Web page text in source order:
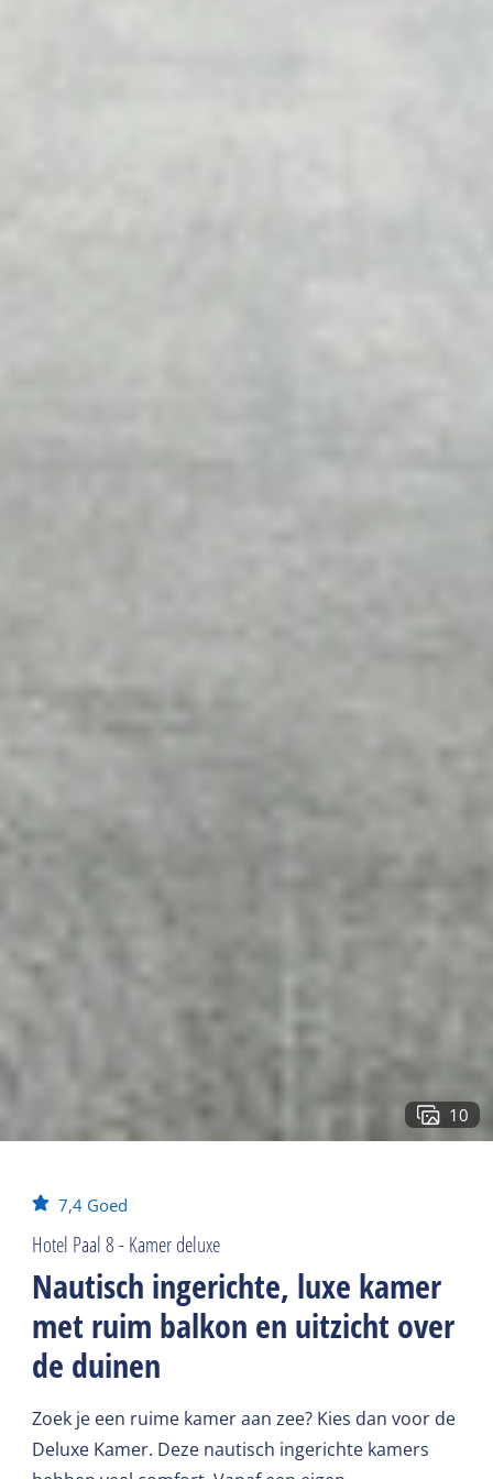
10
7,4 Goed
Hotel Paal 8 - Kamer deluxe
Nautisch ingerichte, luxe kamer
met ruim balkon en uitzicht over
de duinen
Zoek je een ruime kamer aan zee? Kies dan voor de
Deluxe Kamer. Deze nautisch ingerichte kamers